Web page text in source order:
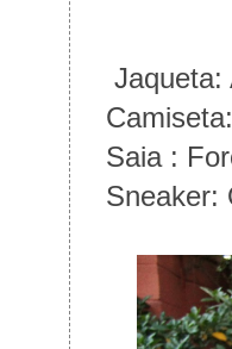
Jaqueta:
Saia :
Sneaker: